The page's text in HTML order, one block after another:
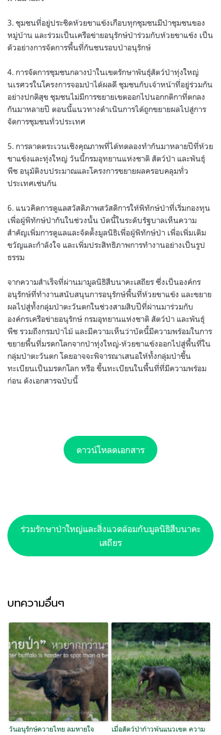
3. ชุมชนที่อยู่ประชิดห้วยขาแข้งเกือบทุกชุมชนมีป่าชุมชนของ
หมู่บ้าน และร่วมเป็นเครือข่ายอนุรักษ์ป่าร่วมกับห้วยขาแข้ง เป็น
ตัวอย่างการจัดการพื้นที่กันชนรอบป่าอนุรักษ์
4. การจัดการชุมชนกลางป่าในเขตรักษาพันธุ์สัตว์ป่าทุ่งใหญ่
นเรศวรในโครงการจอมป่าได้ผลดี ชุมชนกับเจ้าหน้าที่อยู่ร่วมกัน
อย่างปกติสุข ชุมชนไม่มีการขยายเขตออกไปนอกกติกาที่ตกลง
กันมาหลายปี ตอนนี้แนวทางดำเนินการได้ถูกขยายผลไปสู่การ
จัดการชุมชนทั่วประเทศ
5. การลาดตระเวนเชิงคุณภาพที่ได้ทดลองทำกันมาหลายปีที่ห้วย
ขาแข้งและทุ่งใหญ่ วันนี้กรมอุทยานแห่งชาติ สัตว์ป่า และพันธุ์
พืช อนุมัติงบประมาณและโครงการขยายผลครอบคลุมทั่ว
ประเทศเช่นกัน
6. แนวคิดการดูแลสวัสดิภาพสวัสดิการให้พิทักษ์ป่าที่เริ่มกองทุน
เพื่อผู้พิทักษ์ป่ากันในช่วงนั้น บัดนี้ในระดับรัฐบาลเห็นความ
สำคัญเพิ่มการดูแลและจัดตั้งมูลนิธิเพื่อผู้พิทักษ์ป่า เพื่อเพิ่มเติม
ขวัญและกำลังใจ และเพิ่มประสิทธิภาพการทำงานอย่างเป็นรูป
ธรรม
จากความสำเร็จที่ผ่านมามูลนิธิสืบนาคะเสถียร ซึ่งเป็นองค์กร
อนุรักษ์ที่ทำงานสนับสนุนการอนุรักษ์พื้นที่ห้วยขาแข้ง และขยาย
ผลไปสู่ทั้งกลุ่มป่าตะวันตกในช่วงสามสิบปีที่ผ่านมาร่วมกับ
องค์กรเครือข่ายอนุรักษ์ กรมอุทยานแห่งชาติ สัตว์ป่า และพันธุ์
พืช รวมถึงกรมป่าไม้ และมีความเห็นว่าบัดนี้มีความพร้อมในการ
ขยายพื้นที่มรดกโลกจากป่าทุ่งใหญ่-ห้วยขาแข้งออกไปสู่พื้นที่ใน
กลุ่มป่าตะวันตก โดยอาจจะพิจารณาเสนอให้ทั้งกลุ่มป่าขึ้น
ทะเบียนเป็นมรดกโลก หรือ ขึ้นทะเบียนในพื้นที่ที่มีความพร้อม
ก่อน ดังเอกสารฉบับนี้
ดาวน์โหลดเอกสาร
ร่วมรักษาป่าใหญ่และสิ่งแวดล้อมกับมูลนิธิสืบนาคะ
เสถียร
บทความอื่นๆ
วันอนุรักษ์ควายไทย ลมหายใจ
เมื่อสัตว์ป่าก้าวพ้นแนวเขต ความ